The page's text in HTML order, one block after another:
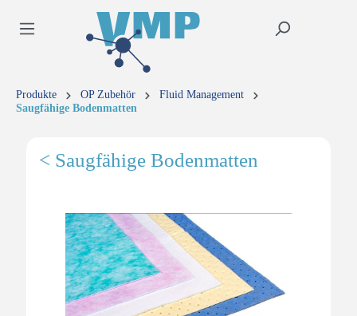
Produkte OP Zubehör
Fluid Management
Saugfähige Bodenmatten
< Saugfähige Bodenmatten